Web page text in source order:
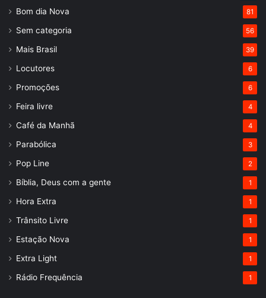
Bom dia Nova 81
Sem categoria 56
Mais Brasil 39
Locutores 6
Promoções 6
Feira livre 4
Café da Manhã 4
Parabólica 3
Pop Line 2
Bíblia, Deus com a gente 1
Hora Extra 1
Trânsito Livre 1
Estação Nova 1
Extra Light 1
Rádio Frequência 1